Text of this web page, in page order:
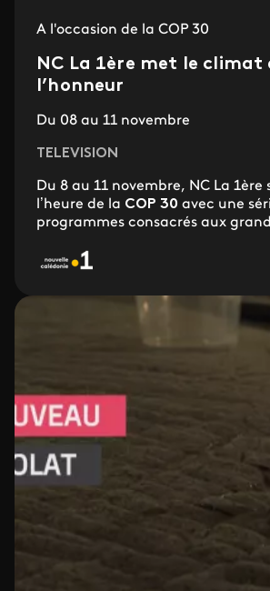
A l'occasion de la COP 30
NC La 1ère met le climat
l’honneur
Du 08 au 11 novembre
TELEVISION
Du 8 au 11 novembre, NC La 1ère
l’heure de la COP 30 avec une
programmes consacrés aux